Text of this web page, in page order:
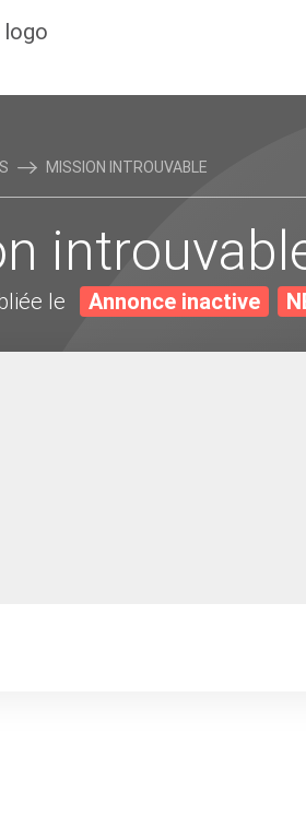
MISSION INTROUVABLE
le Annonce inactive